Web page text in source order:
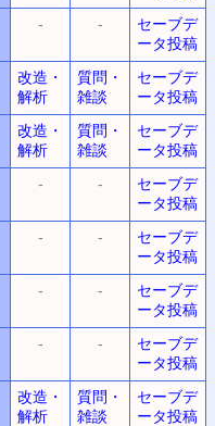
- -
セーブデ
ータ投稿
改造・
解析
質問・
雑談
セーブデ
ータ投稿
改造・
解析
質問・
雑談
セーブデ
ータ投稿
- -
セーブデ
ータ投稿
- -
セーブデ
ータ投稿
- -
セーブデ
ータ投稿
- -
セーブデ
ータ投稿
改造・
解析
質問・
雑談
セーブデ
ータ投稿